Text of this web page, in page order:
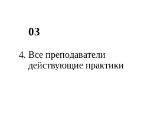
03
Все преподаватели
действующие практики